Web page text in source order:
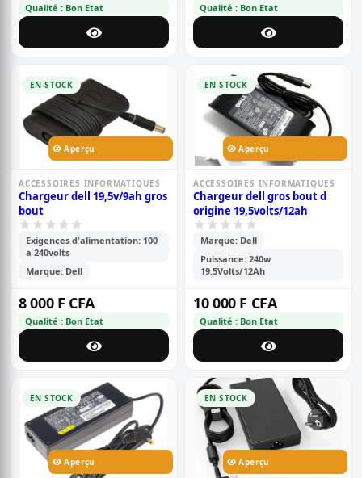
Qualité : Bon Etat Qualité : Bon Etat
EN STOCK
Aperçu
ACCESSOIRES INFORMATIQUES
Chargeur dell 19,5v/9ah gros
bout
Exigences d'alimentation: 100
a 240volts
Marque: Dell
8 000 F CFA
Qualité : Bon Etat
EN STOCK
Aperçu
ACCESSOIRES INFORMATIQUES
Chargeur dell gros bout d
origine 19,5volts/12ah
Marque: Dell
Puissance: 240w
19.5Volts/12Ah
10 000 F CFA
Qualité : Bon Etat
EN STOCK
Aperçu
EN STOCK
Aperçu